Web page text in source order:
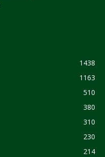
1438
1163
510
380
310
230
214